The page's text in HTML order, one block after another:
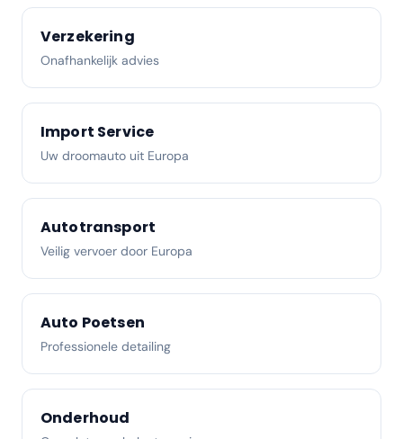
Verzekering
Onafhankelijk advies
Import Service
Uw droomauto uit Europa
Autotransport
Veilig vervoer door Europa
Auto Poetsen
Professionele detailing
Onderhoud